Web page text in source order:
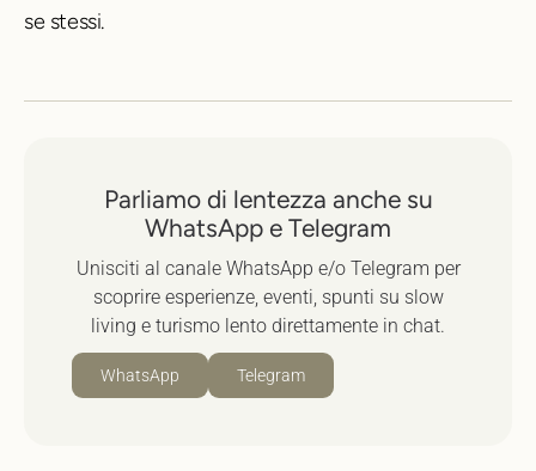
se stessi.
Parliamo di lentezza anche su
WhatsApp e Telegram
Unisciti al canale WhatsApp e/o Telegram per
scoprire esperienze, eventi, spunti su slow
living e turismo lento direttamente in chat.
WhatsApp Telegram